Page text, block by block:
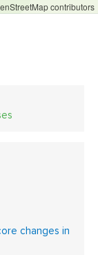
contributors
changes in